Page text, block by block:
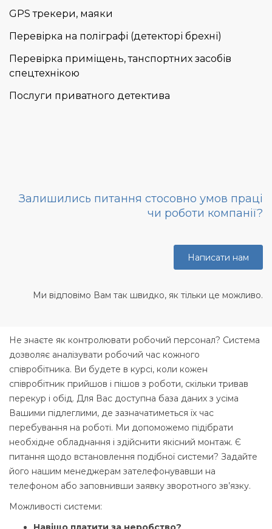
GPS трекери, маяки
Перевірка на поліграфі (детекторі брехні)
Перевірка приміщень, танспортних засобів
спецтехнікою
Послуги приватного детектива
Залишились питання стосовно умов праці
чи роботи компанії?
Написати нам
Ми відповімо Вам так швидко, як тільки це можливо.
Не знаєте як контролювати робочий персонал? Система
дозволяє аналізувати робочий час кожного
співробітника. Ви будете в курсі, коли кожен
співробітник прийшов і пішов з роботи, скільки тривав
перекур і обід. Для Вас доступна база даних з усіма
Вашими підлеглими, де зазначатиметься їх час
перебування на роботі. Ми допоможемо підібрати
необхідне обладнання і здійснити якісний монтаж. Є
питання щодо встановлення подібної системи? Задайте
його нашим менеджерам зателефонувавши на
телефоном або заповнивши заявку зворотного зв’язку.
Можливості системи: